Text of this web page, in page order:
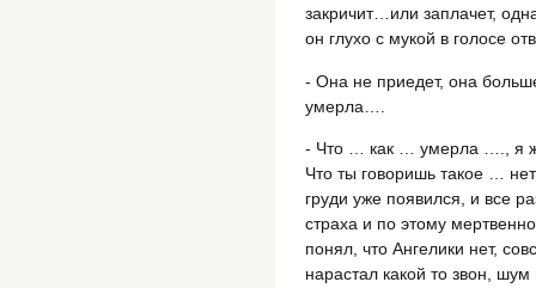
закричит…или заплачет,
он глухо с мукой в голосе
- Она не приедет, она
умерла….
- Что … как … умерла …., я
Что ты говоришь такое …
груди уже появился, и все
страха и по этому
понял, что Ангелики нет,
нарастал какой то звон,